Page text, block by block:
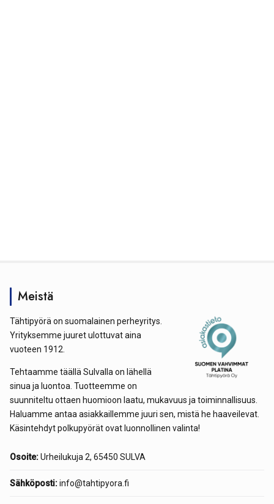
Meistä
Tähtipyörä on suomalainen perheyritys.
Yrityksemme juuret ulottuvat aina
vuoteen 1912.
Tehtaamme täällä Sulvalla on lähellä
sinua ja luontoa. Tuotteemme on
suunniteltu ottaen huomioon laatu, mukavuus ja toiminnallisuus.
Haluamme antaa asiakkaillemme juuri sen, mistä he haaveilevat.
Käsintehdyt polkupyörät ovat luonnollinen valinta!
Osoite:Urheilukuja 2, 65450 SULVA
Sähköposti:info@tahtipyora.fi